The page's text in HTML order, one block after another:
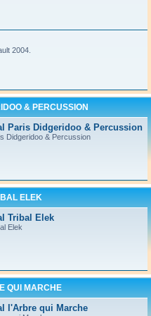
2004.
& PERCUSSION
Paris Didgeridoo & Percussion
Didgeridoo & Percussion
ELEK
Tribal Elek
Elek
QUI MARCHE
l'Arbre qui Marche